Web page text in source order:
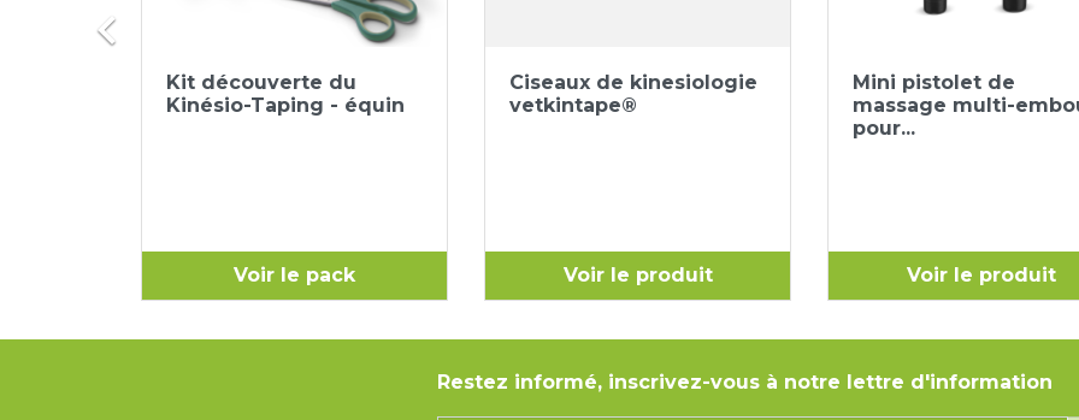

 Aperçu rapide
Orange
Rouge
NoirBleu
Kit découverte du
Kinésio-Taping - équin
Voir le pack
Aperçu rapide
Ciseaux de kinesiologie
vetkintape®
Voir le produit
 Aperçu rapide
Mini pistolet de
massage multi-
pour...
Voir le produit
Restez informé, inscrivez-vous à notre lettre d'information